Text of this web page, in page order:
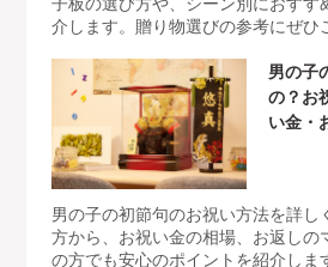
介します。贈り物選びの参考にぜひ
男の子
の？お
い金・
男の子の初節句のお祝い方法を詳し
方から、お祝い金の相場、お返しの
の方でも安心のポイントを紹介しま